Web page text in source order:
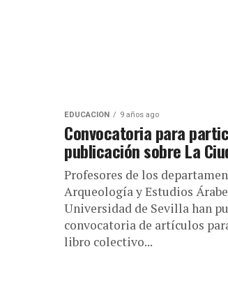
EDUCACIÓN 9 años ago
Convocatoria para
publicación sobre La
Profesores de los
Arqueología y Estudios
Universidad de Sevilla han
convocatoria de artículos
libro colectivo...